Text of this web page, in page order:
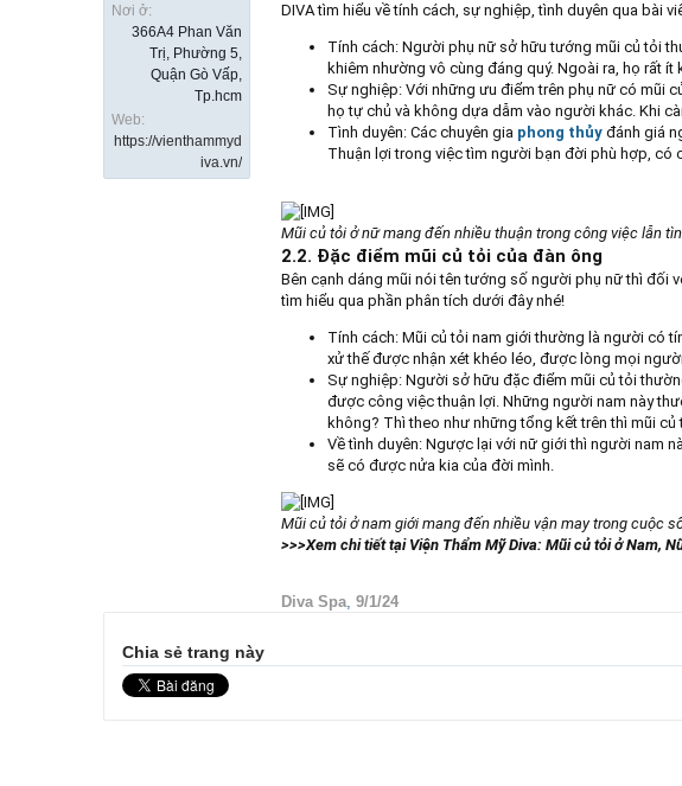
Nơi ở:
366A4 Phan Văn
Trị, Phường 5,
Quận Gò Vấp,
Tp.hcm
Web:
https://vienthammyd
iva.vn/
DIVA tìm hiểu về tính cách, sự nghiệp, tình duyên qua bài
Tính cách: Người phụ nữ sở hữu tướng mũi củ tỏi
khiêm nhường vô cùng đáng quý. Ngoài ra, họ rất
Sự nghiệp: Với những ưu điểm trên phụ nữ có mũi
họ tự chủ và không dựa dẫm vào người khác. Khi
Tình duyên: Các chuyên gia phong thủy đánh giá
Thuận lợi trong việc tìm người bạn đời phù hợp, có
Mũi củ tỏi ở nữ mang đến nhiều thuận trong công việc lẫn
2.2. Đặc điểm mũi củ tỏi của đàn ông
Bên cạnh dáng mũi nói tên tướng số người phụ nữ thì đối
tìm hiểu qua phần phân tích dưới đây nhé!
Tính cách: Mũi củ tỏi nam giới thường là người có
xử thế được nhận xét khéo léo, được lòng mọi
Sự nghiệp: Người sở hữu đặc điểm mũi củ tỏi
được công việc thuận lợi. Những người nam này
không? Thì theo như những tổng kết trên thì mũi
Về tình duyên: Ngược lại với nữ giới thì người nam
sẽ có được nửa kia của đời mình.
Mũi củ tỏi ở nam giới mang đến nhiều vận may trong cuộc
>>>Xem chi tiết tại Viện Thẩm Mỹ Diva: Mũi củ tỏi ở Nam,
Diva Spa, 9/1/24
Chia sẻ trang này